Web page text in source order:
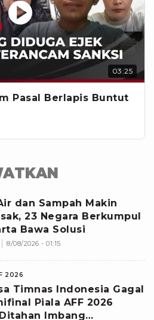
03:25
Pasal Berlapis Buntut
dan Sampah Makin
23 Negara Berkumpul
Bawa Solusi
8/08/2026 - 01:15
2026
Timnas Indonesia Gagal
Piala AFF 2026
Imbang